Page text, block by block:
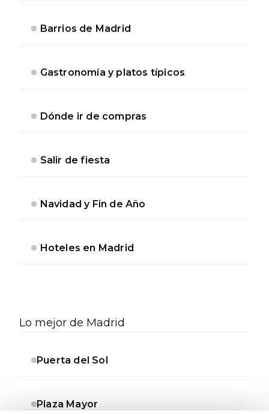
Barrios de Madrid
Gastronomía y platos típicos
Dónde ir de compras
Salir de fiesta
Navidad y Fin de Año
Hoteles en Madrid
Lo mejor de Madrid
Puerta del Sol
Plaza Mayor